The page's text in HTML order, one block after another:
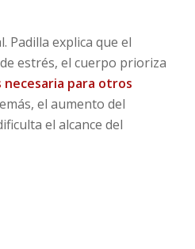
Padilla explica que el
estrés, el cuerpo prioriza
necesaria para otros
el aumento del
el alcance del